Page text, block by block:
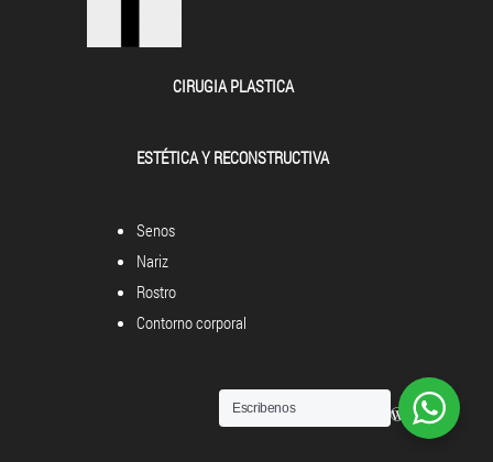
CIRUGIA PLASTICA
ESTÉTICA Y RECONSTRUCTIVA
Senos
Nariz
Rostro
Contorno corporal
Escribenos